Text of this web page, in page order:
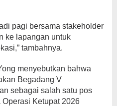
pagi bersama stakeholder
ke lapangan untuk
tambahnya.
menyebutkan bahwa
Begadang V
sebagai salah satu pos
Ketupat 2026